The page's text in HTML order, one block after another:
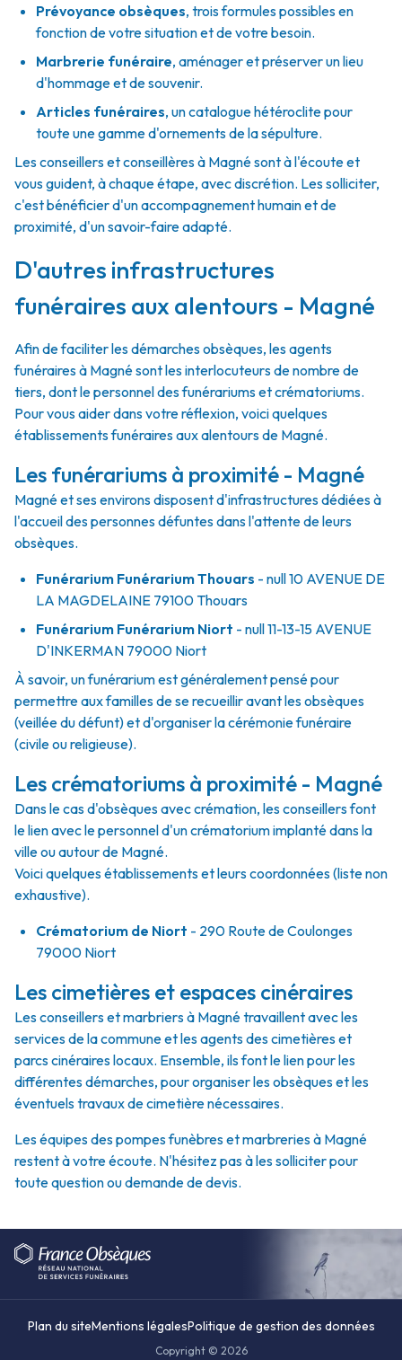
Prévoyance obsèques, trois formules possibles en
fonction de votre situation et de votre besoin.
Marbrerie funéraire, aménager et préserver un lieu
d'hommage et de souvenir.
Articles funéraires, un catalogue hétéroclite pour
toute une gamme d'ornements de la sépulture.
Les conseillers et conseillères à Magné sont à l'écoute et
vous guident, à chaque étape, avec discrétion. Les solliciter,
c'est bénéficier d'un accompagnement humain et de
proximité, d'un savoir-faire adapté.
D'autres infrastructures
funéraires aux alentours - Magné
Afin de faciliter les démarches obsèques, les agents
funéraires à Magné sont les interlocuteurs de nombre de
tiers, dont le personnel des funérariums et crématoriums.
Pour vous aider dans votre réflexion, voici quelques
établissements funéraires aux alentours de Magné.
Les funérariums à proximité - Magné
Magné et ses environs disposent d'infrastructures dédiées à
l'accueil des personnes défuntes dans l'attente de leurs
obsèques.
Funérarium Funérarium Thouars - null10 AVENUE DE
LA MAGDELAINE 79100 Thouars
Funérarium Funérarium Niort - null11-13-15 AVENUE
D'INKERMAN 79000 Niort
À savoir, un funérarium est généralement pensé pour
permettre aux familles de se recueillir avant les obsèques
(veillée du défunt) et d'organiser la cérémonie funéraire
(civile ou religieuse).
Les crématoriums à proximité - Magné
Dans le cas d'obsèques avec crémation, les conseillers font
le lien avec le personnel d'un crématorium implanté dans la
ville ou autour de Magné.
Voici quelques établissements et leurs coordonnées (liste non
exhaustive).
Crématorium de Niort - 290 Route de Coulonges
79000 Niort
Les cimetières et espaces cinéraires
Les conseillers et marbriers à Magné travaillent avec les
services de la commune et les agents des cimetières et
parcs cinéraires locaux. Ensemble, ils font le lien pour les
différentes démarches, pour organiser les obsèques et les
éventuels travaux de cimetière nécessaires.
Les équipes des pompes funèbres et marbreries à Magné
restent à votre écoute. N'hésitez pas à les solliciter pour
toute question ou demande de devis.
Plan du siteMentions légalesPolitique de gestion des données
Copyright © 2026